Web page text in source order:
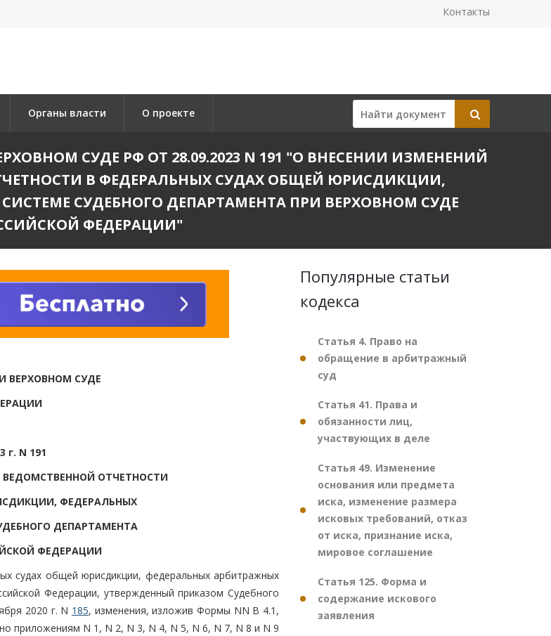
Контакты
Органы власти О проекте
СУДЕ РФ ОТ 28.09.2023 N 191 "О ВНЕСЕНИИ ИЗМЕНЕНИЙ
В ФЕДЕРАЛЬНЫХ СУДАХ ОБЩЕЙ ЮРИСДИКЦИИ,
СУДЕБНОГО ДЕПАРТАМЕНТА ПРИ ВЕРХОВНОМ СУДЕ
ФЕДЕРАЦИИ"
ВЕРХОВНОМ СУДЕ
г. N 191
ОТЧЕТНОСТИ
ФЕДЕРАЛЬНЫХ
ДЕПАРТАМЕНТА
ФЕДЕРАЦИИ
судах общей юрисдикции, федеральных арбитражных
Федерации, утвержденный приказом Судебного
2020 г. N 185, изменения, изложив Формы NN В 4.1,
приложениям N 1, N 2, N 3, N 4, N 5, N 6, N 7, N 8 и N 9
Популярные статьи
кодекса
Статья 4. Право на
обращение в арбитражный
суд
Статья 41. Права и
обязанности лиц,
участвующих в деле
Статья 49. Изменение
основания или предмета
иска, изменение размера
исковых требований, отказ
от иска, признание иска,
мировое соглашение
Статья 125. Форма и
содержание искового
заявления